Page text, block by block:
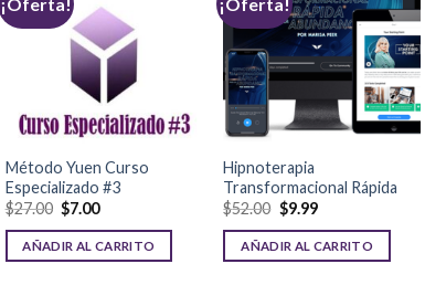
Método Yuen Curso
Especializado #3
$27.00 $7.00
AÑADIR AL CARRITO
Hipnoterapia
Transformacional Rápida
$52.00 $9.99
AÑADIR AL CARRITO